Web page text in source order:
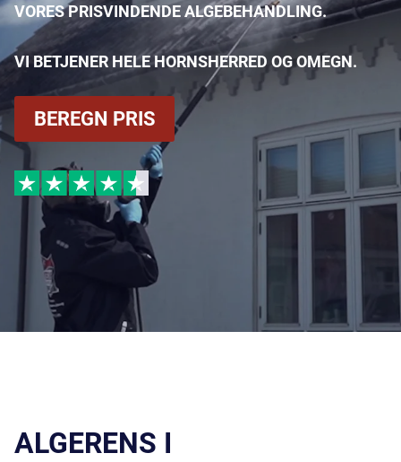
VORES PRISVINDENDE ALGEBEHANDLING.
VI BETJENER HELE HORNSHERRED OG OMEGN.
BEREGN PRIS
ALGERENS I